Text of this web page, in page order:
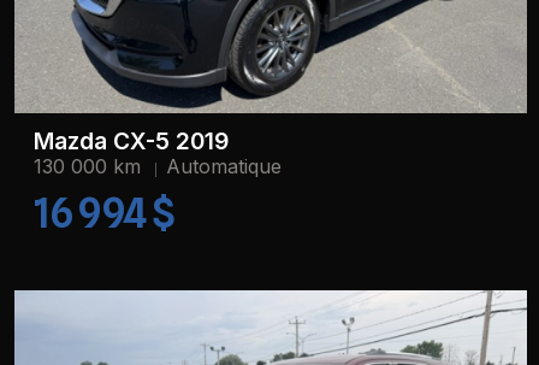
Mazda CX-5 2019
130 000 km Automatique
16 994 $